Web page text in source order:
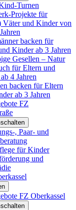
Turnen
Projekte für
Väter und Kinder von
backen für
Kinder ab 3 Jahren
Gesellen – Natur
für Eltern und
4 Jahren
backen für Eltern
ab 3 Jahren
FZ
, Paar- und
für Kinder
und
FZ Oberkassel